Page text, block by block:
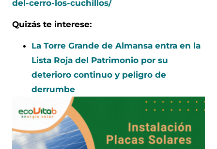
del-cerro-los-cuchillos/
Quizás te interese:
La Torre Grande de Almansa entra en la
Lista Roja del Patrimonio por su
deterioro continuo y peligro de
derrumbe